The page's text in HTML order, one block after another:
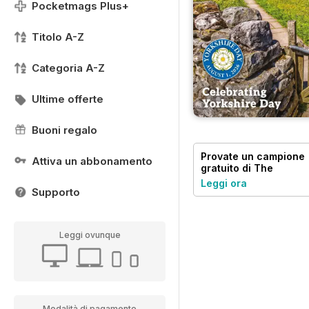
Pocketmags Plus+
Titolo A-Z
Categoria A-Z
Ultime offerte
Buoni regalo
Attiva un abbonamento
Supporto
Leggi ovunque
Provate un campione
gratuito di The
Yorkshire Dalesman
Leggi ora